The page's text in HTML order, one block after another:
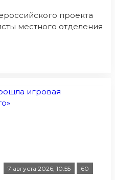
проекта
местного отделения
7 августа 2026, 10:55 60